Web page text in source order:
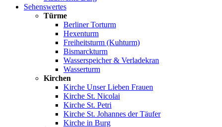
Sehenswertes
Türme
Berliner Torturm
Hexenturm
Freiheitsturm (Kuhturm)
Bismarckturm
Wasserspeicher & Verladekran
Wasserturm
Kirchen
Kirche Unser Lieben Frauen
Kirche St. Nicolai
Kirche St. Petri
Kirche St. Johannes der Täufer
Kirche in Burg